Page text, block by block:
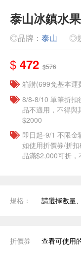
泰山冰鎮水
◎品牌： 泰山 ◎
$ 472 $576
箱購(699免基本運
8/8-8/10 單筆折扣
品不適用，不得與
$2000
即日起-9/1 不限
如使用折價券/折
品滿$2,000可折，
規格： 請選擇數量
折價券 查看可使用